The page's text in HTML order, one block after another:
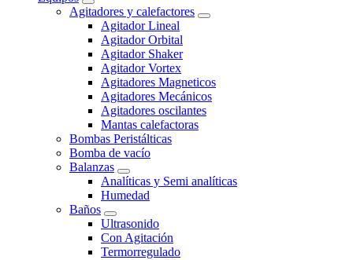
Agitadores y calefactores
Agitador Lineal
Agitador Orbital
Agitador Shaker
Agitador Vortex
Agitadores Magneticos
Agitadores Mecánicos
Agitadores oscilantes
Mantas calefactoras
Bombas Peristálticas
Bomba de vacío
Balanzas
Analíticas y Semi analíticas
Humedad
Baños
Ultrasonido
Con Agitación
Termorregulado